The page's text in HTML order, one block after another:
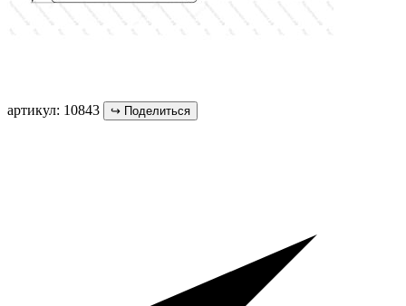
артикул: 10843 ↪ Поделиться